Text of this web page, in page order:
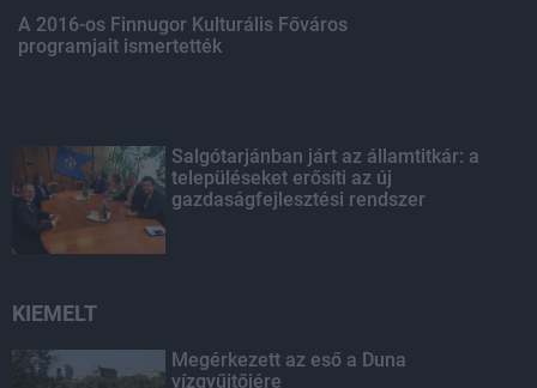
A 2016-os Finnugor Kulturális Főváros
programjait ismertették
Salgótarjánban járt az államtitkár: a
településeket erősíti az új
gazdaságfejlesztési rendszer
KIEMELT
Megérkezett az eső a Duna
vízgyűjtőjére